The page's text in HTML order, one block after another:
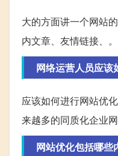
大的方面讲一个网站
内文章、友情链接、。
网络运营人员应该
应该如何进行网站优
来越多的同质化企业
网站优化包括哪些